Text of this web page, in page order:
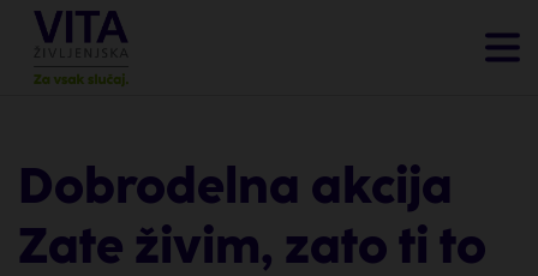
Dobrodelna akcija
Zate živim, zato ti to